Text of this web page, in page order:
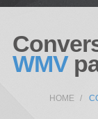
WMV
HOME